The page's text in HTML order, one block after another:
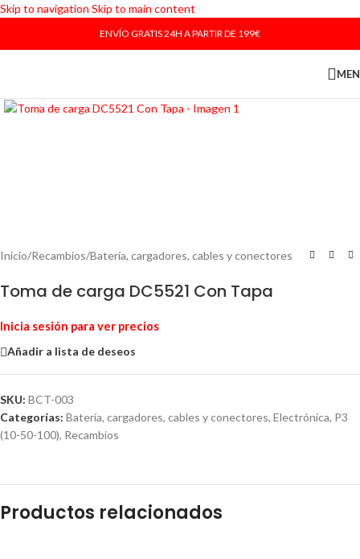
Skip to navigation Skip to main content
ENVÍO GRATIS 24H A PARTIR DE 199€
Inicio/Recambios/Batería, cargadores, cables y conectores
Toma de carga DC5521 Con Tapa
Inicia sesión para ver precios
Añadir a lista de deseos
SKU: BCT-003
Categorías: Batería, cargadores, cables y conectores, Electrónica, P3
(10-50-100), Recambios
Productos relacionados